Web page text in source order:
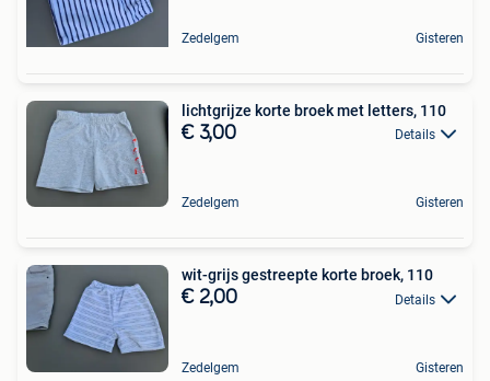
Zedelgem Gisteren
lichtgrijze korte broek met letters, 110
€ 3,00 Details
Zedelgem Gisteren
wit-grijs gestreepte korte broek, 110
€ 2,00 Details
Zedelgem Gisteren